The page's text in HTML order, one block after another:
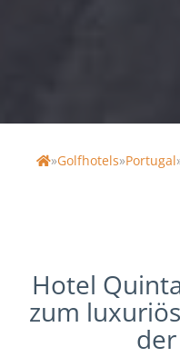
Home
»Golfhotels»Portugal
Hotel
zum